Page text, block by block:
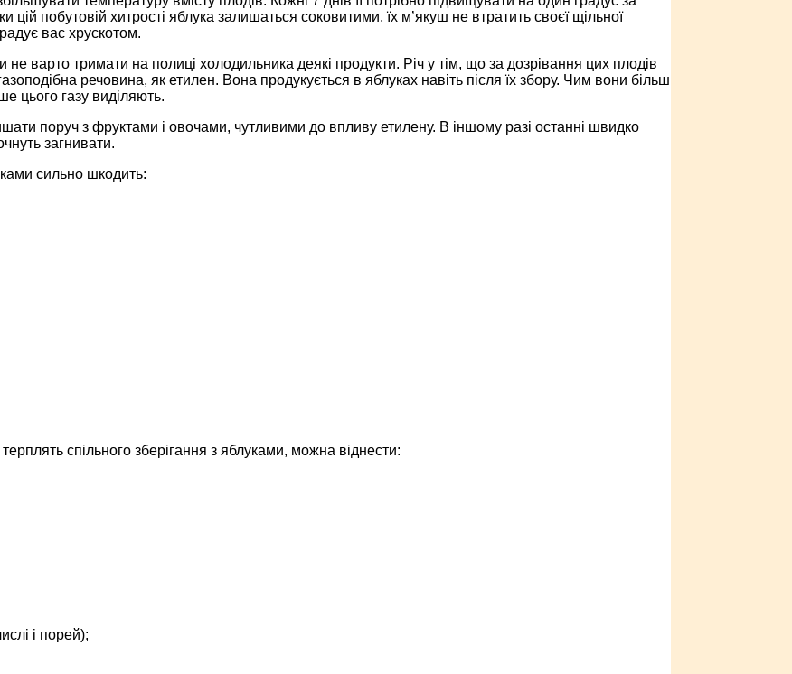
цій побутовій хитрості яблука залишаться соковитими, їх м’якуш не втратить своєї щільної
вас хрускотом.
не варто тримати на полиці холодильника деякі продукти. Річ у тім, що за дозрівання цих плодів
речовина, як етилен. Вона продукується в яблуках навіть після їх збору. Чим вони більш
цього газу виділяють.
поруч з фруктами і овочами, чутливими до впливу етилену. В іншому разі останні швидко
загнивати.
сильно шкодить:
спільного зберігання з яблуками, можна віднести:
і порей);